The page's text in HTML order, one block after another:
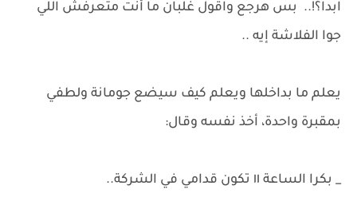
ابدا؟!.. بس هرجع واقول غلبان ما أنت متعرفش اللي
جوا الفلاشة إيه ..
يعلم ما بداخلها ويعلم كيف سيضع جومانة ولطفي
بمقبرة واحدة، أخذ نفسه وقال:
_ بكرا الساعة ١١ تكون قدامي في الشركة..